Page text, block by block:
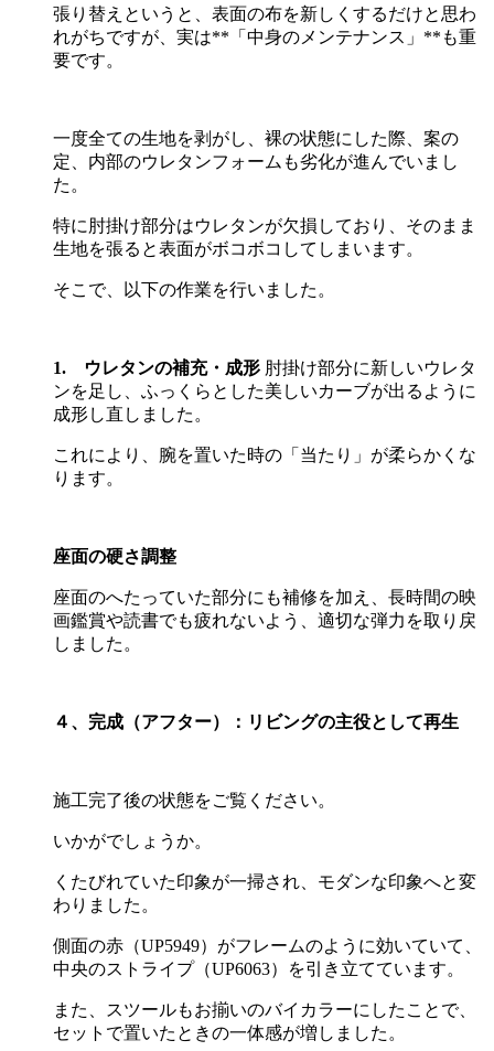
張り替えというと、表面の布を新しくするだけと思わ
れがちですが、実は** 「中身のメンテナンス」 ** も重
要です。
一度全ての生地を剥がし、裸の状態にした際、案の
定、内部のウレタンフォームも劣化が進んでいまし
た。
特に肘掛け部分はウレタンが欠損しており、そのまま
生地を張ると表面がボコボコしてしまいます。
そこで、以下の作業を行いました。
1. ウレタンの補充・成形 肘掛け部分に新しいウレタ
ンを足し、ふっくらとした美しいカーブが出るように
成形し直しました。
これにより、腕を置いた時の「当たり」が柔らかくな
ります。
座面の硬さ調整
座面のへたっていた部分にも補修を加え、長時間の映
画鑑賞や読書でも疲れないよう、適切な弾力を取り戻
しました。
４、完成（アフター）：リビングの主役として再生
施工完了後の状態をご覧ください。
いかがでしょうか。
くたびれていた印象が一掃され、モダンな印象へと変
わりました。
側面の赤（UP5949）がフレームのように効いていて、
中央のストライプ（UP6063）を引き立てています。
また、スツールもお揃いのバイカラーにしたことで、
セットで置いたときの一体感が増しました。